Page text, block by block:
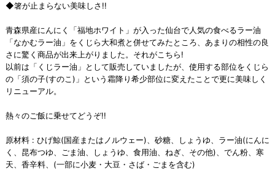
◆箸が止まらない美味しさ!!
青森県産にんにく「福地ホワイト」が入った仙台で人気の食べるラー油
「なかむラー油」をくじら大和煮と併せてみたところ、あまりの相性の良
さに驚く商品が出来上がりました。それがこちら!
以前は「くじラー油」として販売していましたが、使用する部位をくじら
の「須の子(すのこ)」という霜降り希少部位に変えたことで更に美味しく
リニューアル。
熱々のご飯に乗せてどうぞ!!
原材料 : ひげ鯨(国産またはノルウェー)、砂糖、しょうゆ、ラー油(にんに
く、昆布つゆ、ごま油、しょうゆ、食用油、ねぎ、その他)、でん粉、寒
天、香辛料、(一部に小麦・大豆・さば・ごまを含む)